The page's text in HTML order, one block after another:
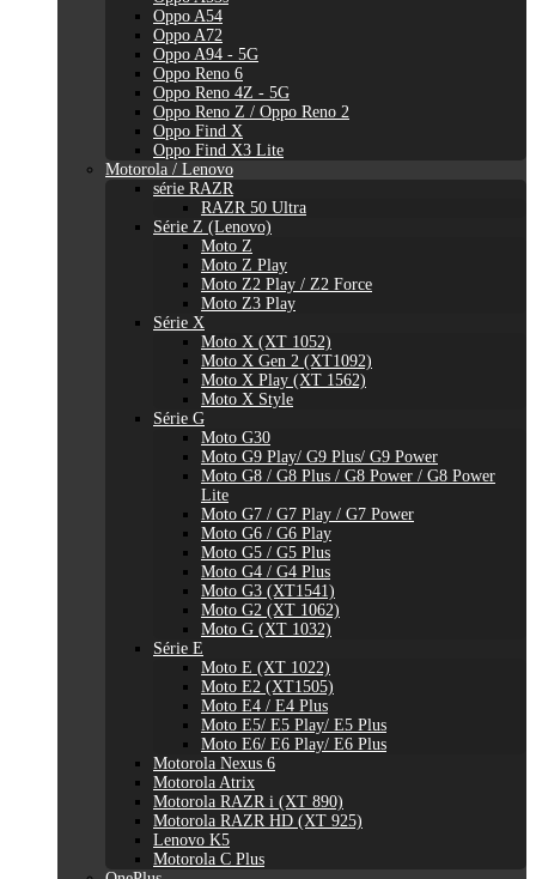
Oppo A54
Oppo A72
Oppo A94 - 5G
Oppo Reno 6
Oppo Reno 4Z - 5G
Oppo Reno Z / Oppo Reno 2
Oppo Find X
Oppo Find X3 Lite
Motorola / Lenovo
série RAZR
RAZR 50 Ultra
Série Z (Lenovo)
Moto Z
Moto Z Play
Moto Z2 Play / Z2 Force
Moto Z3 Play
Série X
Moto X (XT 1052)
Moto X Gen 2 (XT1092)
Moto X Play (XT 1562)
Moto X Style
Série G
Moto G30
Moto G9 Play/ G9 Plus/ G9 Power
Moto G8 / G8 Plus / G8 Power / G8 Power
Lite
Moto G7 / G7 Play / G7 Power
Moto G6 / G6 Play
Moto G5 / G5 Plus
Moto G4 / G4 Plus
Moto G3 (XT1541)
Moto G2 (XT 1062)
Moto G (XT 1032)
Série E
Moto E (XT 1022)
Moto E2 (XT1505)
Moto E4 / E4 Plus
Moto E5/ E5 Play/ E5 Plus
Moto E6/ E6 Play/ E6 Plus
Motorola Nexus 6
Motorola Atrix
Motorola RAZR i (XT 890)
Motorola RAZR HD (XT 925)
Lenovo K5
Motorola C Plus